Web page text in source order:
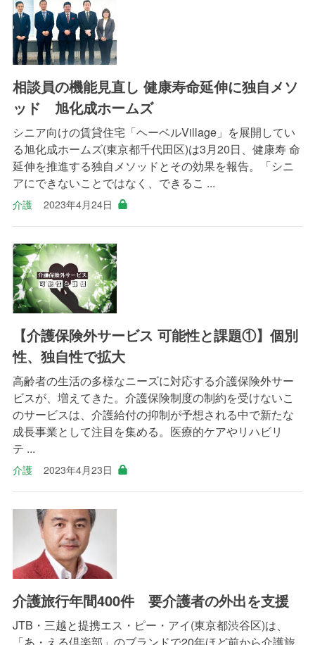
相談員の機能見直し 健康寿命延伸に独自メソ
ッド 旭化成ホームズ
シニア向けの賃貸住宅「ヘーベルVillage」を展開してい
る旭化成ホームズ(東京都千代田区)は3月20日、健康寿 命
延伸を推進する独自メソッドとその効果を報告。「シニ
アにできないことではなく、できるこ ...
介護 2023年4月24日
【介護保険外サービス 可能性と課題①】個別
性、独自性で拡大
高齢者の生活の多様なニーズに対応する介護保険外サー
ビスが、増えてきた。介護保険制度の制約を受けないこ
のサービスは、介護給付の抑制が予想される中で新たな
成長事業として注目を集める。医療的ケアやリハビリ
テ ...
介護 2023年4月23日
介護旅行年間400件 要介護者の外出を支援
JTB・三越と提携エス・ピー・アイ(東京都渋谷区)は、
「あ・える倶楽部」のブランドで20年ほど前から介護旅